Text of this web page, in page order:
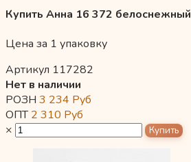
Купить Анна 16 372 белоснежный
Цена за 1 упаковку
Артикул 117282
Нет в наличии
РОЗН 3 234 Руб
ОПТ2 310 Руб
×